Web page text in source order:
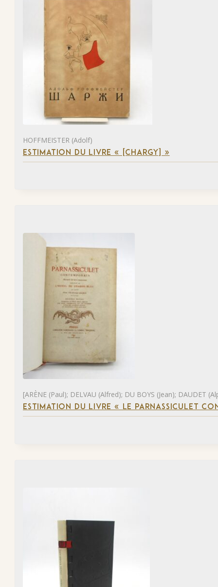
HOFFMEISTER (Adolf)
ESTIMATION DU LIVRE « [CHARGY] »
[ARÈNE (Paul); DELVAU (Alfred); DU BOYS (Jean); DAUDET
ESTIMATION DU LIVRE « LE PARNASSICULET